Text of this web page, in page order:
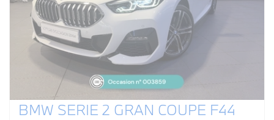
BMW SERIE 2 GRAN COUPE F44